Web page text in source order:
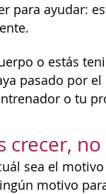
para ayudar:
o estás
pasado por
o tu
crecer,
sea el
motivo